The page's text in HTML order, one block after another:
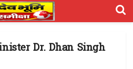
Dr. Dhan Singh